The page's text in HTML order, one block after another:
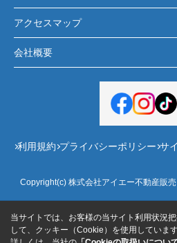
アクセスマップ
会社概要
利用規約 プライバシーポリシー サ
Copyright(c) 株式会社アイエー不動産販
当サイトでは、お客様の当サイト利用状況
して、クッキー（Cookie）を使用しています